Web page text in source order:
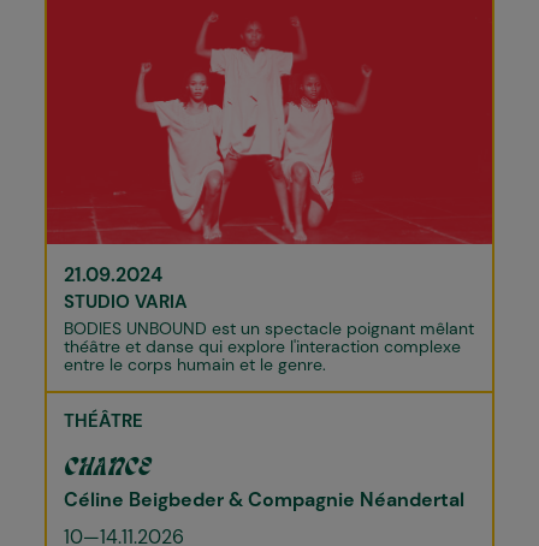
21.09.2024
STUDIO VARIA
BODIES UNBOUND est un spectacle poignant mêlant
théâtre et danse qui explore l'interaction complexe
entre le corps humain et le genre.
THÉÂTRE
CHANCE
Céline Beigbeder & Compagnie Néandertal
10—14.11.2026